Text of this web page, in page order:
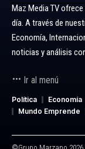
Maz Media TV
día. A través de
Economía,
noticias y análisis
Ir al menú
Política Economía
Mundo Emprende